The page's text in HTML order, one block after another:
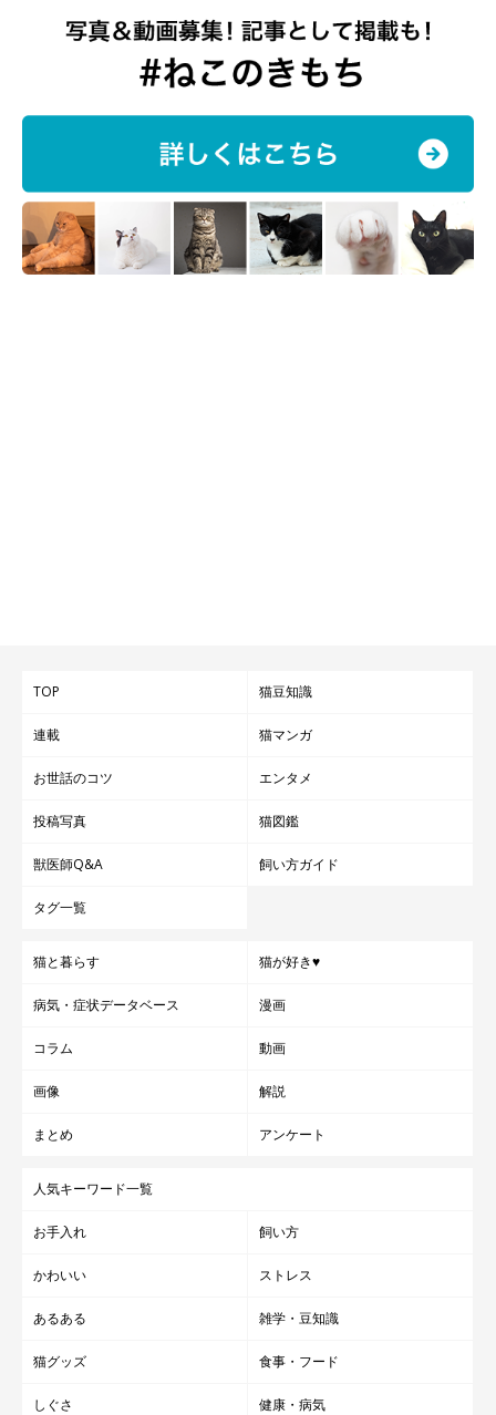
TOP 猫豆知識
連載 猫マンガ
お世話のコツ エンタメ
投稿写真 猫図鑑
獣医師Q&A 飼い方ガイド
タグ一覧
猫と暮らす 猫が好き♥
病気・症状データベース 漫画
コラム 動画
画像 解説
まとめ アンケート
人気キーワード一覧
お手入れ 飼い方
かわいい ストレス
あるある 雑学・豆知識
猫グッズ 食事・フード
しぐさ 健康・病気